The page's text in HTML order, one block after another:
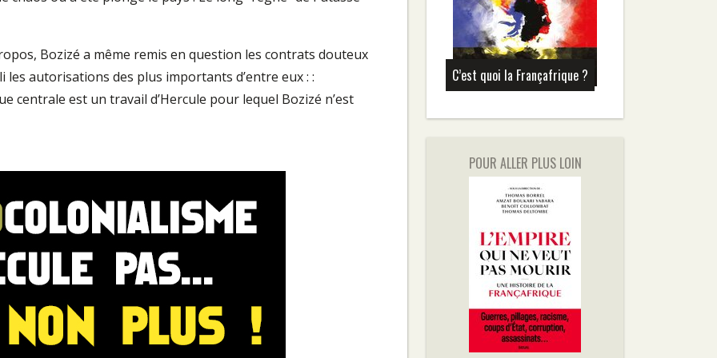
Bozizé a même remis en question les contrats douteux
autorisations des plus importants d’entre eux : :
centrale est un travail d’Hercule pour lequel Bozizé n’est
C’est quoi la Françafrique ?
POUR ALLER PLUS LOIN